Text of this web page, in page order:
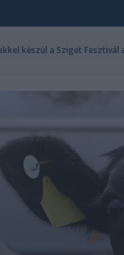
készül a Sziget Fesztivál